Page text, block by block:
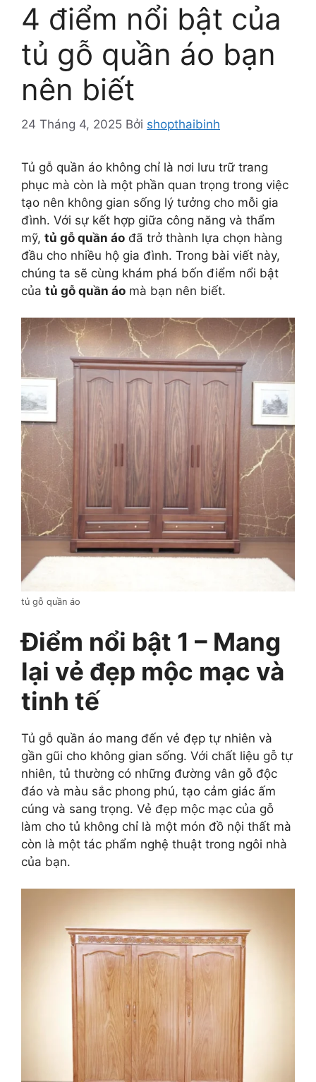
4 điểm nổi bật của
tủ gỗ quần áo bạn
nên biết
24 Tháng 4, 2025 Bởi shopthaibinh
Tủ gỗ quần áo không chỉ là nơi lưu trữ trang
phục mà còn là một phần quan trọng trong việc
tạo nên không gian sống lý tưởng cho mỗi gia
đình. Với sự kết hợp giữa công năng và thẩm
mỹ, tủ gỗ quần áo đã trở thành lựa chọn hàng
đầu cho nhiều hộ gia đình. Trong bài viết này,
chúng ta sẽ cùng khám phá bốn điểm nổi bật
của tủ gỗ quần áo mà bạn nên biết.
tủ gỗ quần áo
Điểm nổi bật 1 – Mang
lại vẻ đẹp mộc mạc và
tinh tế
Tủ gỗ quần áo mang đến vẻ đẹp tự nhiên và
gần gũi cho không gian sống. Với chất liệu gỗ tự
nhiên, tủ thường có những đường vân gỗ độc
đáo và màu sắc phong phú, tạo cảm giác ấm
cúng và sang trọng. Vẻ đẹp mộc mạc của gỗ
làm cho tủ không chỉ là một món đồ nội thất mà
còn là một tác phẩm nghệ thuật trong ngôi nhà
của bạn.